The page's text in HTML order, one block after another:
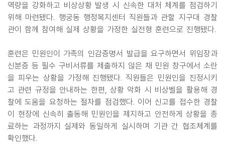
역량을 강화하고 비상상황 발생 시 신속한 대처 체계를 점검하기
위해 마련됐다. 행궁동 행정복지센터 직원들과 관할 지구대 경찰
관이 함께 참여해 실제 상황을 가정한 실전형 훈련으로 진행됐다.
훈련은 민원인이 가족의 인감증명서 발급을 요구하면서 위임장과
신분증 등 필수 구비서류를 제출하지 않은 채 민원 창구에서 소란
을 피우는 상황을 가정해 진행됐다. 직원들은 민원인을 진정시키
고 관련 규정을 안내하는 한편, 상황 악화 시 비상벨을 활용해 경
찰에 도움을 요청하는 절차를 점검했다. 이어 신고를 접수한 경찰
이 현장에 신속히 출동해 민원인을 제지하고 안전하게 상황을 종
료하는 과정까지 실제와 동일하게 실시하며 기관 간 협조체계를
확인했다.